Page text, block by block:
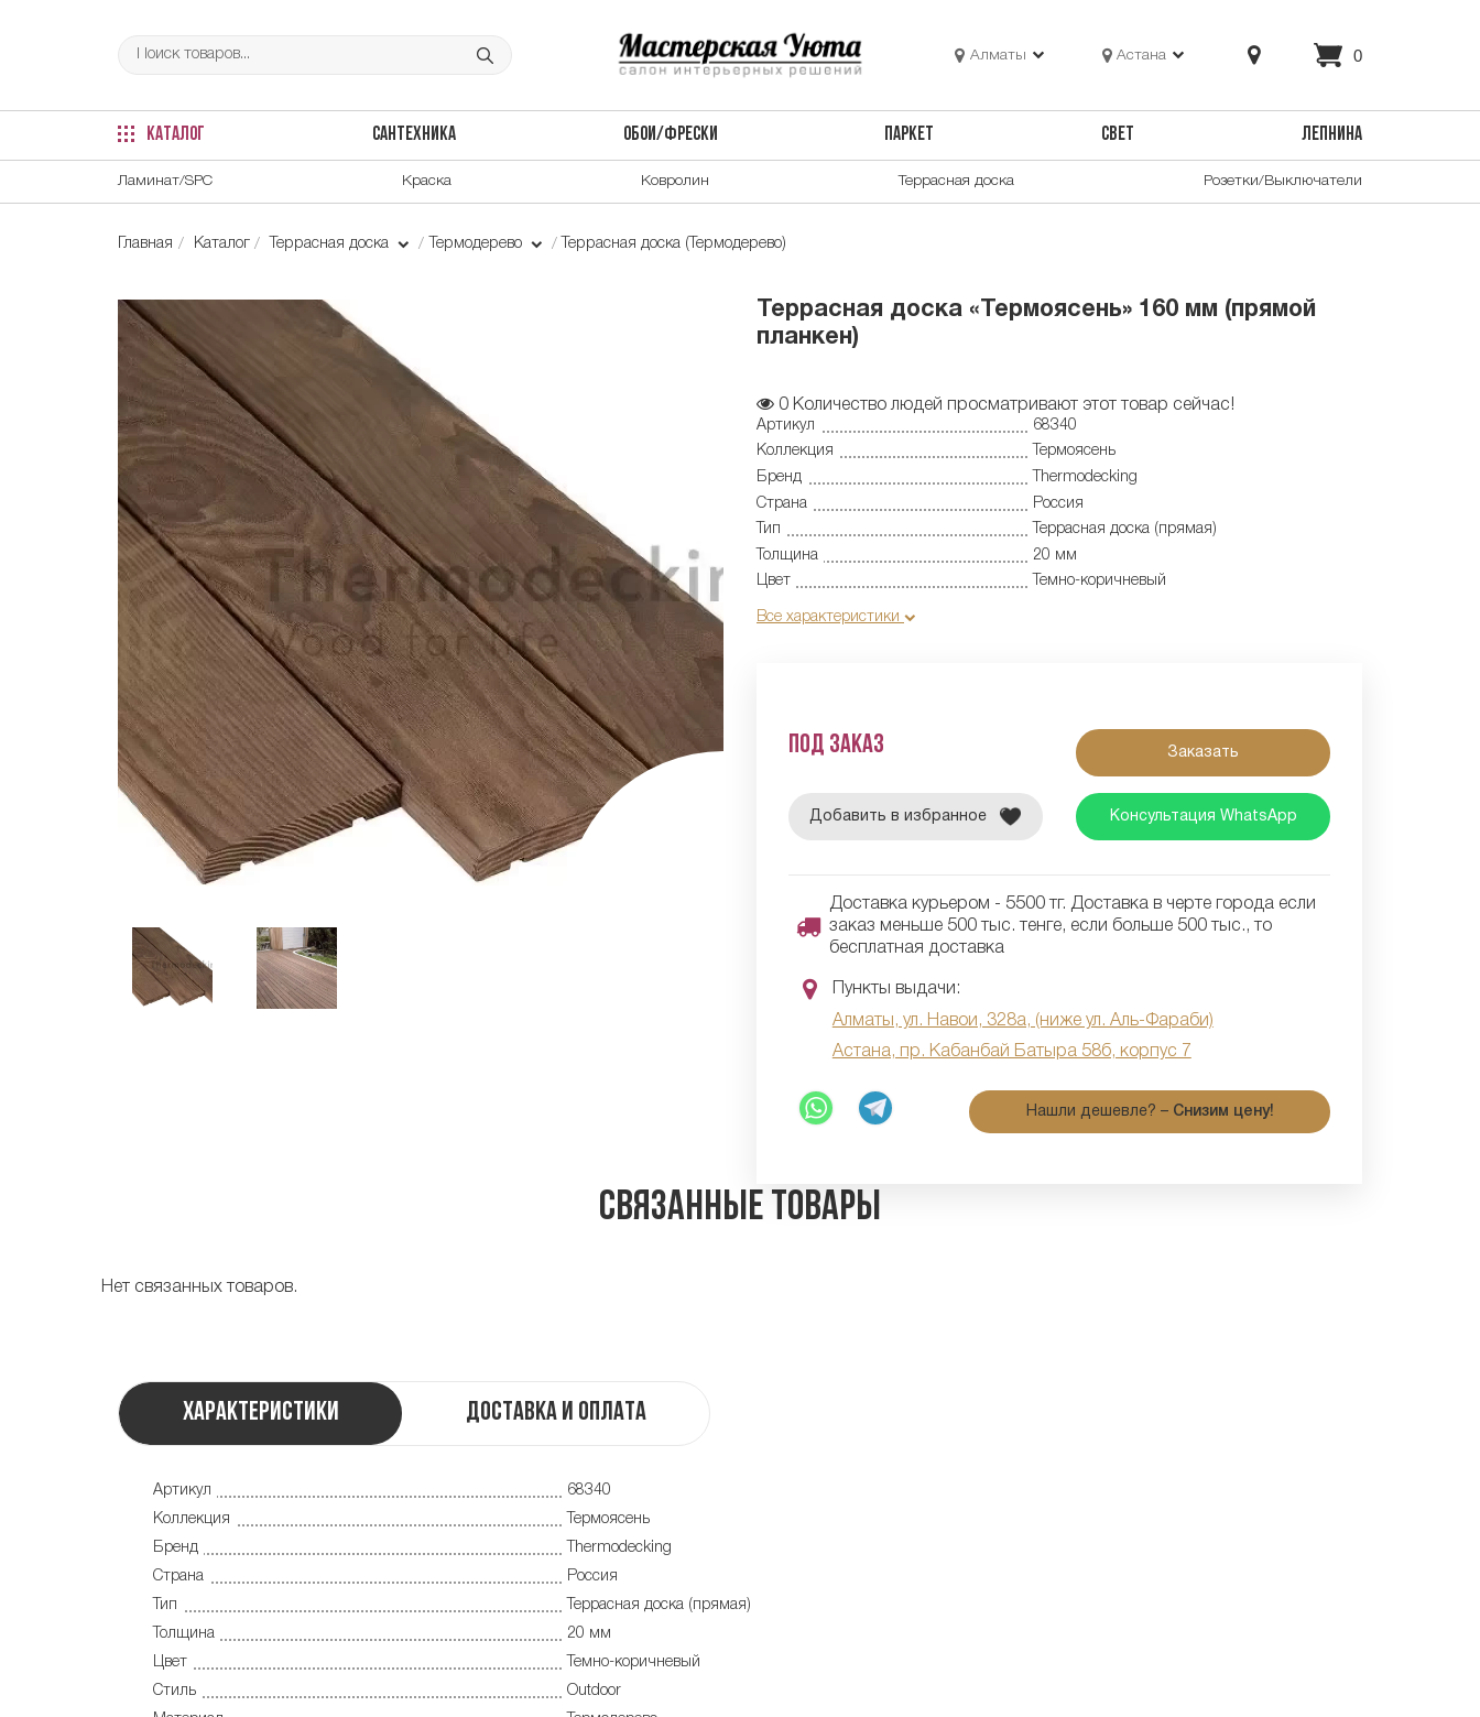
Алматы Астана 0
КАТАЛОГ САНТЕХНИКА ОБОИ/ФРЕСКИ ПАРКЕТ СВЕТ ЛЕПНИНА
Ламинат/SPC Краска Ковролин Террасная доска Розетки/Выключатели
Главная Каталог Террасная доска Термодерево Террасная доска (Термодерево)
Террасная доска «Термоясень» 160 мм (прямой
планкен)
0 Количество людей просматривают этот товар сейчас!
Артикул
68340
Коллекция
Термоясень
Бренд
Thermodecking
Страна
Россия
Тип
Террасная доска (прямая)
Толщина
20 мм
Цвет
Темно-коричневый
Все характеристики
Под заказ Заказать
Добавить в избранное Консультация WhatsApp
Доставка курьером - 5500 тг. Доставка в черте города если
заказ меньше 500 тыс. тенге, если больше 500 тыс., то
бесплатная доставка
Пункты выдачи:
Алматы, ул. Навои, 328а, (ниже ул. Аль-Фараби)
Астана, пр. Кабанбай Батыра 58б, корпус 7
Нашли дешевле? – Снизим цену!
Связанные товары
Нет связанных товаров.
Характеристики Доставка и оплата
Артикул
68340
Коллекция
Термоясень
Бренд
Thermodecking
Страна
Россия
Тип
Террасная доска (прямая)
Толщина
20 мм
Цвет
Темно-коричневый
Стиль
Outdoor